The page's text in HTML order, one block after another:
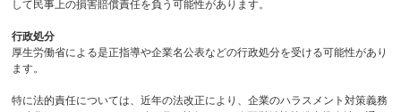
して民事上の損害賠償責任を負う可能性があります。
行政処分
厚生労働省による是正指導や企業名公表などの行政処分を受ける可能性があり
ます。
特に法的責任については、近年の法改正により、企業のハラスメント対策義務